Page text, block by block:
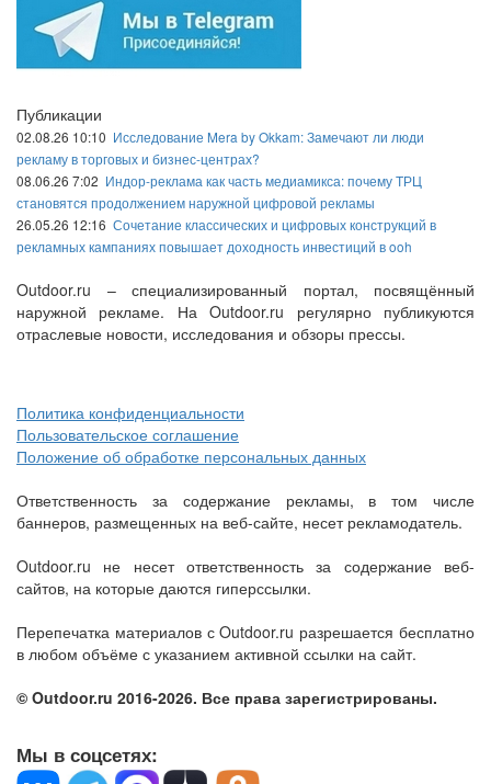
Публикации
02.08.26 10:10 Исследование Mera by Okkam: Замечают ли люди
рекламу в торговых и бизнес-центрах?
08.06.26 7:02 Индор-реклама как часть медиамикса: почему ТРЦ
становятся продолжением наружной цифровой рекламы
26.05.26 12:16 Сочетание классических и цифровых конструкций в
рекламных кампаниях повышает доходность инвестиций в ooh
Outdoor.ru – специализированный портал, посвящённый
наружной рекламе. На Outdoor.ru регулярно публикуются
отраслевые новости, исследования и обзоры прессы.
Политика конфиденциальности
Пользовательское соглашение
Положение об обработке персональных данных
Ответственность за содержание рекламы, в том числе
баннеров, размещенных на веб-сайте, несет рекламодатель.
Outdoor.ru не несет ответственность за содержание веб-
сайтов, на которые даются гиперссылки.
Перепечатка материалов с Outdoor.ru разрешается бесплатно
в любом объёме с указанием активной ссылки на сайт.
© Outdoor.ru 2016-2026. Все права зарегистрированы.
Мы в соцсетях: